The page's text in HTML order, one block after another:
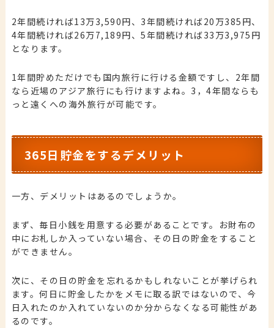
2年間続ければ13万3,590円、3年間続ければ20万385円、
4年間続ければ26万7,189円、5年間続ければ33万3,975円
となります。
1年間貯めただけでも国内旅行に行ける金額ですし、2年間
なら近場のアジア旅行にも行けますよね。3，4年間ならも
っと遠くへの海外旅行が可能です。
365日貯金をするデメリット
一方、デメリットはあるのでしょうか。
まず、毎日小銭を用意する必要があることです。お財布の
中にお札しか入っていない場合、その日の貯金をすること
ができません。
次に、その日の貯金を忘れるかもしれないことが挙げられ
ます。何日に貯金したかをメモに取る訳ではないので、今
日入れたのか入れていないのか分からなくなる可能性があ
るのです。